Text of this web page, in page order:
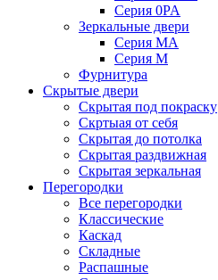
Серия 0PA
Зеркальные двери
Серия MA
Серия M
Фурнитура
Скрытые двери
Скрытая под покраску
Скртыая от себя
Скрытая до потолка
Скрытая раздвижная
Скрытая зеркальная
Перегородки
Все перегородки
Классические
Каскад
Складные
Распашные